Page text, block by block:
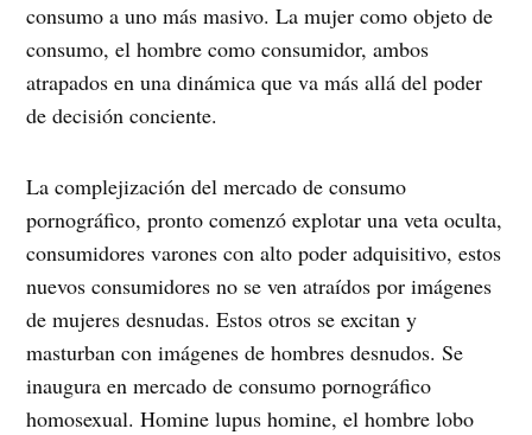
consumo a uno más masivo. La mujer como objeto de
consumo, el hombre como consumidor, ambos
atrapados en una dinámica que va más allá del poder
de decisión conciente.
La complejización del mercado de consumo
pornográfico, pronto comenzó explotar una veta oculta,
consumidores varones con alto poder adquisitivo, estos
nuevos consumidores no se ven atraídos por imágenes
de mujeres desnudas. Estos otros se excitan y
masturban con imágenes de hombres desnudos. Se
inaugura en mercado de consumo pornográfico
homosexual. Homine lupus homine, el hombre lobo